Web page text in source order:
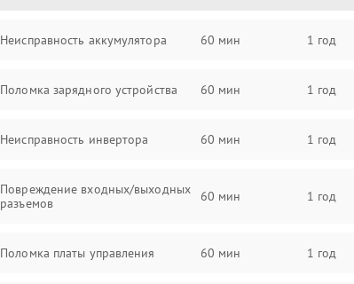
Неисправность аккумулятора 60 мин 1 год
Поломка зарядного устройства 60 мин 1 год
Неисправность инвертора 60 мин 1 год
Повреждение входных/выходных
разъемов
60 мин 1 год
Поломка платы управления 60 мин 1 год